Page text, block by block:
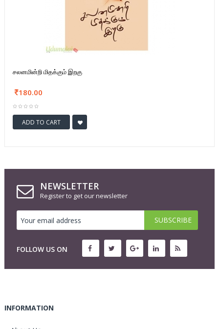
சலனமின்றி மிதக்கும் இறகு
180.00
ADD TO CART
NEWSLETTER
Register to get our newsletter
FOLLOW US ON
INFORMATION